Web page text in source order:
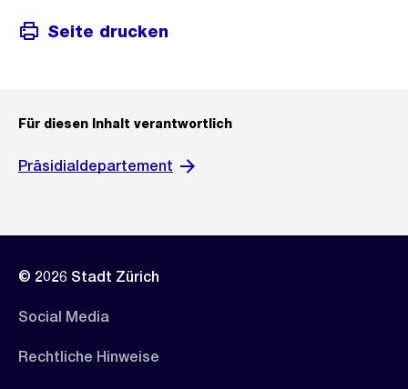
Seite drucken
Für diesen Inhalt verantwortlich
Präsidialdepartement
© 2026 Stadt Zürich
Social Media
Rechtliche Hinweise